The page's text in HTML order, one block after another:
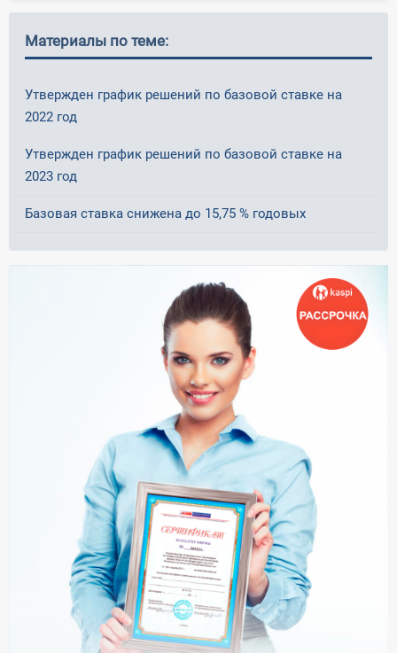
Материалы по теме:
Утвержден график решений по базовой ставке на
2022 год
Утвержден график решений по базовой ставке на
2023 год
Базовая ставка снижена до 15,75 % годовых